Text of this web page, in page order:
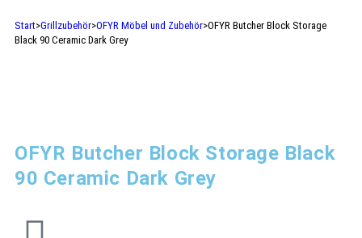
Start>Grillzubehör>OFYR Möbel und Zubehör>OFYR Butcher Block Storage
Black 90 Ceramic Dark Grey
OFYR Butcher Block Storage Black
90 Ceramic Dark Grey